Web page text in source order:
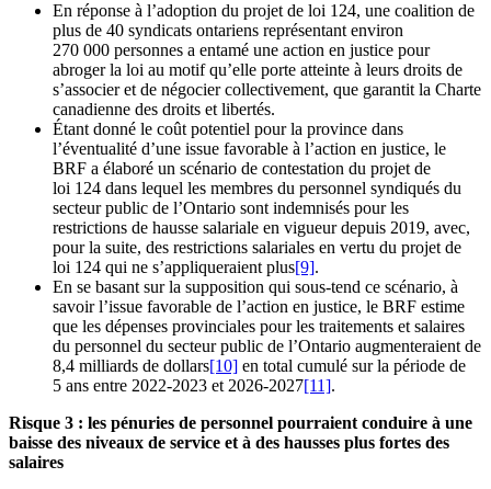
En réponse à l’adoption du projet de loi 124, une coalition de
plus de 40 syndicats ontariens représentant environ
270 000 personnes a entamé une action en justice pour
abroger la loi au motif qu’elle porte atteinte à leurs droits de
s’associer et de négocier collectivement, que garantit la Charte
canadienne des droits et libertés.
Étant donné le coût potentiel pour la province dans
l’éventualité d’une issue favorable à l’action en justice, le
BRF a élaboré un scénario de contestation du projet de
loi 124 dans lequel les membres du personnel syndiqués du
secteur public de l’Ontario sont indemnisés pour les
restrictions de hausse salariale en vigueur depuis 2019, avec,
pour la suite, des restrictions salariales en vertu du projet de
loi 124 qui ne s’appliqueraient plus[9].
En se basant sur la supposition qui sous-tend ce scénario, à
savoir l’issue favorable de l’action en justice, le BRF estime
que les dépenses provinciales pour les traitements et salaires
du personnel du secteur public de l’Ontario augmenteraient de
8,4 milliards de dollars[10] en total cumulé sur la période de
5 ans entre 2022-2023 et 2026-2027[11].
Risque 3 : les pénuries de personnel pourraient conduire à une
baisse des niveaux de service et à des hausses plus fortes des
salaires